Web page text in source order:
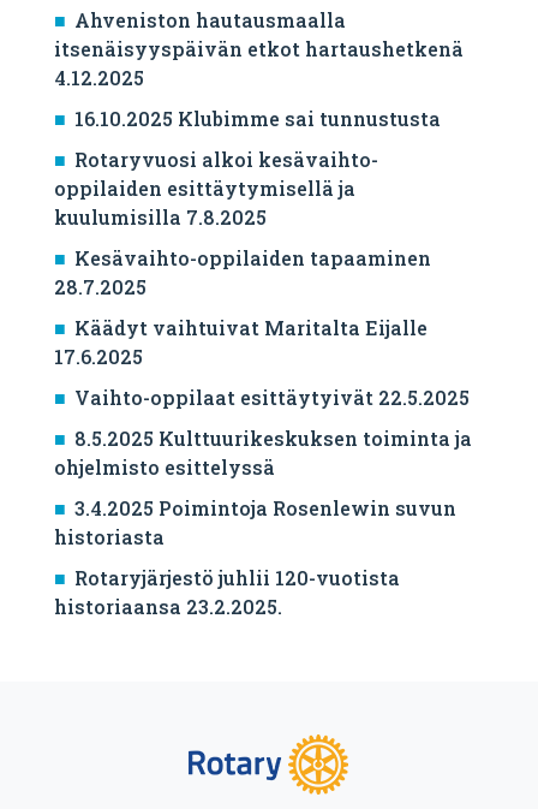
Ahveniston hautausmaalla
itsenäisyyspäivän etkot hartaushetkenä
4.12.2025
16.10.2025 Klubimme sai tunnustusta
Rotaryvuosi alkoi kesävaihto-
oppilaiden esittäytymisellä ja
kuulumisilla 7.8.2025
Kesävaihto-oppilaiden tapaaminen
28.7.2025
Käädyt vaihtuivat Maritalta Eijalle
17.6.2025
Vaihto-oppilaat esittäytyivät 22.5.2025
8.5.2025 Kulttuurikeskuksen toiminta ja
ohjelmisto esittelyssä
3.4.2025 Poimintoja Rosenlewin suvun
historiasta
Rotaryjärjestö juhlii 120-vuotista
historiaansa 23.2.2025.